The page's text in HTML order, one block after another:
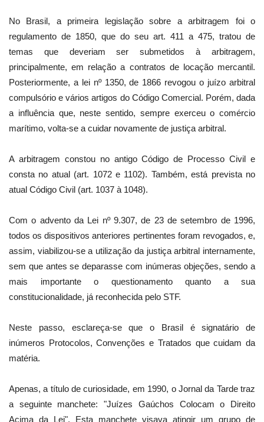
No Brasil, a primeira legislação sobre a arbitragem foi o
regulamento de 1850, que do seu art. 411 a 475, tratou de
temas que deveriam ser submetidos à arbitragem,
principalmente, em relação a contratos de locação mercantil.
Posteriormente, a lei nº 1350, de 1866 revogou o juízo arbitral
compulsório e vários artigos do Código Comercial. Porém, dada
a influência que, neste sentido, sempre exerceu o comércio
marítimo, volta-se a cuidar novamente de justiça arbitral.
A arbitragem constou no antigo Código de Processo Civil e
consta no atual (art. 1072 e 1102). Também, está prevista no
atual Código Civil (art. 1037 à 1048).
Com o advento da Lei nº 9.307, de 23 de setembro de 1996,
todos os dispositivos anteriores pertinentes foram revogados, e,
assim, viabilizou-se a utilização da justiça arbitral internamente,
sem que antes se deparasse com inúmeras objeções, sendo a
mais importante o questionamento quanto a sua
constitucionalidade, já reconhecida pelo STF.
Neste passo, esclareça-se que o Brasil é signatário de
inúmeros Protocolos, Convenções e Tratados que cuidam da
matéria.
Apenas, a título de curiosidade, em 1990, o Jornal da Tarde traz
a seguinte manchete: "Juízes Gaúchos Colocam o Direito
Acima da Lei". Esta manchete visava atingir um grupo de